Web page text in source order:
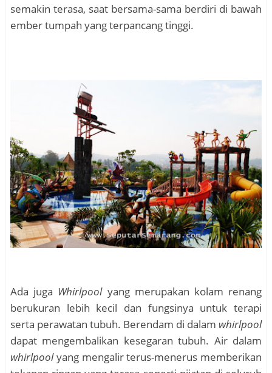
semakin terasa, saat bersama-sama berdiri di bawah
ember tumpah yang terpancang tinggi.
Ada juga Whirlpool yang merupakan kolam renang
berukuran lebih kecil dan fungsinya untuk terapi
serta perawatan tubuh. Berendam di dalam whirlpool
dapat mengembalikan kesegaran tubuh. Air dalam
whirlpoolyang mengalir terus-menerus memberikan